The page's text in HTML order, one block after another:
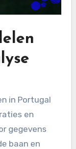
in Portugal
en
gegevens
baan en